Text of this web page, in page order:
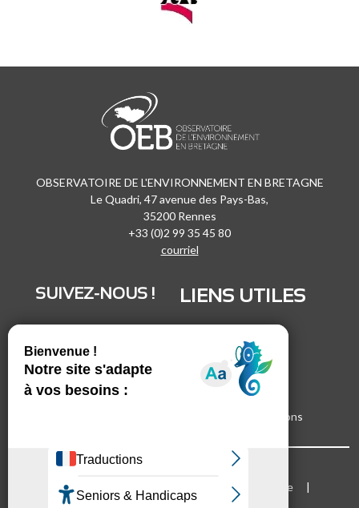
OBSERVATOIRE DE L'ENVIRONNEMENT EN BRETAGNE
Le Quadri, 47 avenue des Pays-Bas,
35200 Rennes
+33 (0)2 99 35 45 80
courriel
SUIVEZ-NOUS !
Vimeo
Facebook
LIENS UTILES
Marchés publics
Espace presse
Inscrivez-vous à nos lettres d'informations
Mentions légales Plan du site